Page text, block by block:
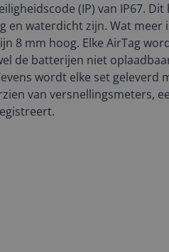
(IP) van IP67.
en waterdicht zijn. Wat meer
8 mm hoog. Elke AirTag
de batterijen niet
wordt elke set geleverd
van versnellingsmeters,